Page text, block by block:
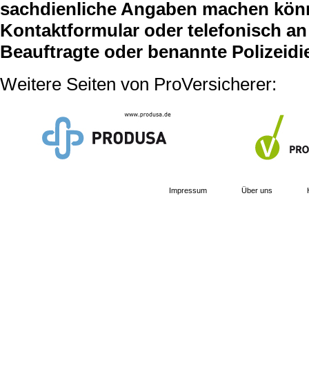
sachdienliche Angaben machen
Kontaktformular oder telefonisch
Beauftragte oder benannte
Weitere Seiten von ProVersicherer:
Impressum Über uns